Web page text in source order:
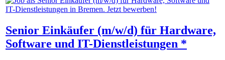
Senior Einkäufer (m/w/d) für Hardware,
Software und IT-Dienstleistungen *